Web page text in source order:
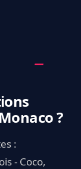
?
:
- Coco,